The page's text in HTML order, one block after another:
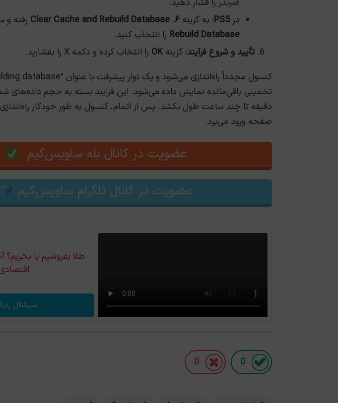
در PS5: به گزینه ۶. Clear Cache and Rebuild Database رفته و
Rebuild Database را انتخاب کنید.
تأیید و شروع فرآیند: گزینهOK را انتخاب کرده و دکمه X را بفشارید.
تخمینی باقی‌مانده نمایش داده می‌شود. این فرآیند بسته به حجم داده‌های
دقیقه تا چند ساعت طول بکشد. پس از اتمام، کنسول به طور خودکار
صفحه ورود می‌برد.
عضویت در کانال بله ساویس‌گیم
عضویت در کانال تلگرام ساویس‌گیم
طلا بفروشیم یا
سیگنال
0
0